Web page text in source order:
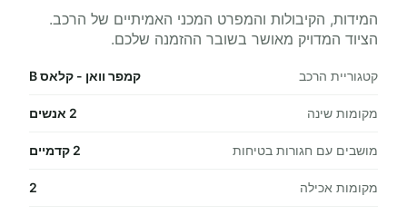
המידות, הקיבולות והמפרט המכני האמיתיים של הרכב.
הציוד המדויק מאושר בשובר ההזמנה שלכם.
קטגוריית הרכב קמפר וואן - קלאס B
מקומות שינה 2 אנשים
מושבים עם חגורות בטיחות 2 קדמיים
מקומות אכילה 2